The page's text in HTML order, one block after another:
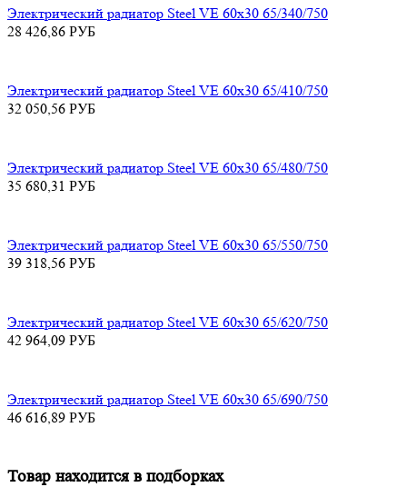
Электрический радиатор Steel VE 60х30 65/340/750
28 426,86 РУБ
Электрический радиатор Steel VE 60х30 65/410/750
32 050,56 РУБ
Электрический радиатор Steel VE 60х30 65/480/750
35 680,31 РУБ
Электрический радиатор Steel VE 60х30 65/550/750
39 318,56 РУБ
Электрический радиатор Steel VE 60х30 65/620/750
42 964,09 РУБ
Электрический радиатор Steel VE 60х30 65/690/750
46 616,89 РУБ
Товар находится в подборках